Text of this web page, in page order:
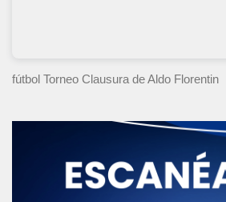
fútbol Torneo Clausura de Aldo Florentin